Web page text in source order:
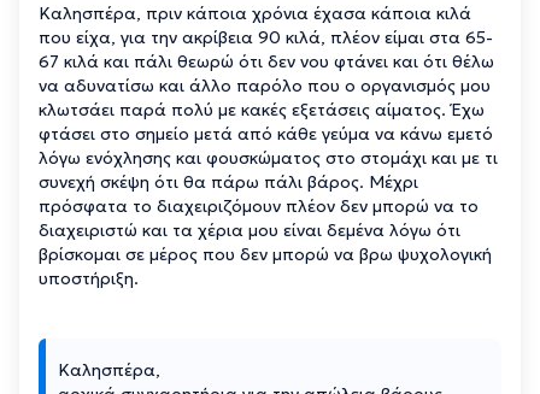
Καλησπέρα, πριν κάποια χρόνια έχασα κάποια κιλά
που είχα, για την ακρίβεια 90 κιλά, πλέον είμαι στα 65-
67 κιλά και πάλι θεωρώ ότι δεν νου φτάνει και ότι θέλω
να αδυνατίσω και άλλο παρόλο που ο οργανισμός μου
κλωτσάει παρά πολύ με κακές εξετάσεις αίματος. Έχω
φτάσει στο σημείο μετά από κάθε γεύμα να κάνω εμετό
λόγω ενόχλησης και φουσκώματος στο στομάχι και με τι
συνεχή σκέψη ότι θα πάρω πάλι βάρος. Μέχρι
πρόσφατα το διαχειριζόμουν πλέον δεν μπορώ να το
διαχειριστώ και τα χέρια μου είναι δεμένα λόγω ότι
βρίσκομαι σε μέρος που δεν μπορώ να βρω ψυχολογική
υποστήριξη.
Καλησπέρα,